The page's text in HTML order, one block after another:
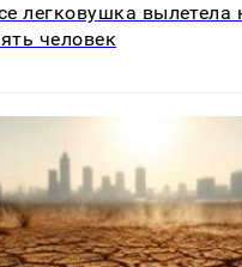
легковушка вылетела
человек